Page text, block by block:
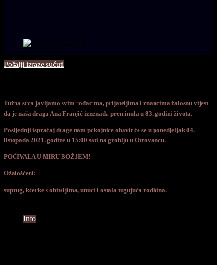
Pošalji izraze sućuti
Tužna srca javljamo svim rođacima, prijateljima i znancima žalosnu vijest
da je naša draga Ana Franjić iznenada preminula u 83. godini života.
Posljednji ispraćaj drage nam pokojnice obavit će se u ponedjeljak 04.
listopada 2021. godine u 15:00 sati na groblju u Otrovancu.
POČIVALA U MIRU BOŽJEM!
Ožalošćeni:
suprug, kćerke s obiteljima, unuci i ostala tugujuća rodbina.
Info